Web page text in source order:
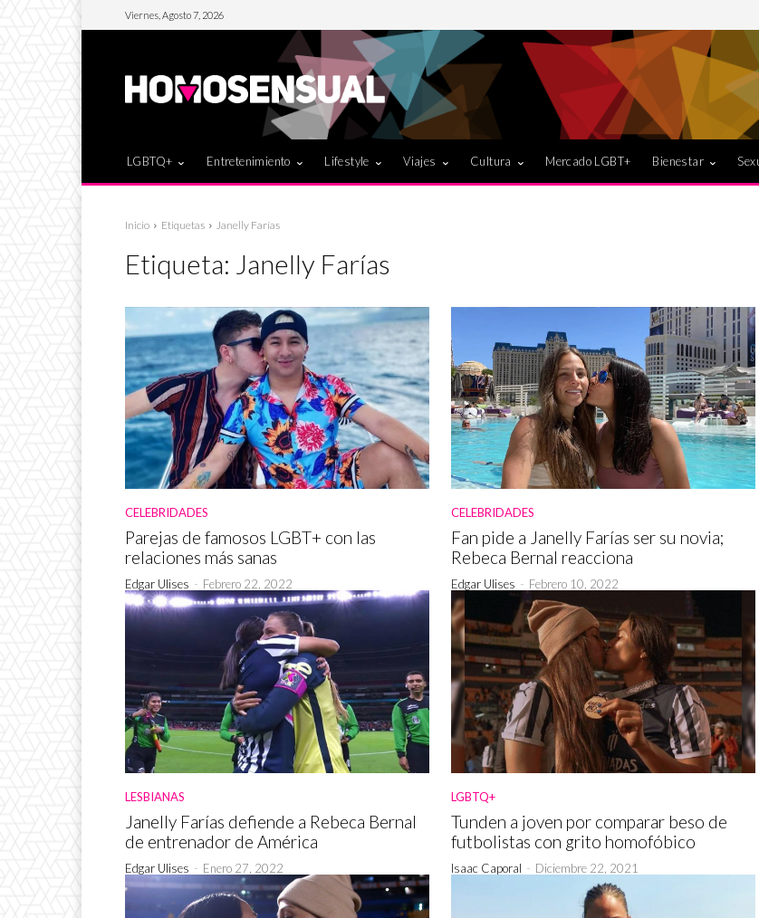
Viernes, Agosto 7, 2026
LGBTQ+ Entretenimiento Lifestyle Viajes Cultura Mercado LGBT+ Bienestar
Inicio Etiquetas Janelly Farías
Etiqueta: Janelly Farías
CELEBRIDADES
Parejas de famosos LGBT+ con las
relaciones más sanas
Edgar Ulises - Febrero 22, 2022
CELEBRIDADES
Fan pide a Janelly Farías ser su novia;
Rebeca Bernal reacciona
Edgar Ulises - Febrero 10, 2022
LESBIANAS
Janelly Farías defiende a Rebeca Bernal
de entrenador de América
Edgar Ulises - Enero 27, 2022
LGBTQ+
Tunden a joven por comparar beso de
futbolistas con grito homofóbico
Isaac Caporal - Diciembre 22, 2021